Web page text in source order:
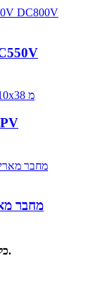
כל בירור, נא לשלוח מייל. אנחנו נשיב לך תוך 30 דקות.